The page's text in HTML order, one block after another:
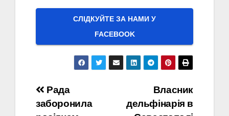
СЛІДКУЙТЕ ЗА НАМИ У
FACEBOOK
Навігація
Власник
дельфінарія в
Рада
заборонила